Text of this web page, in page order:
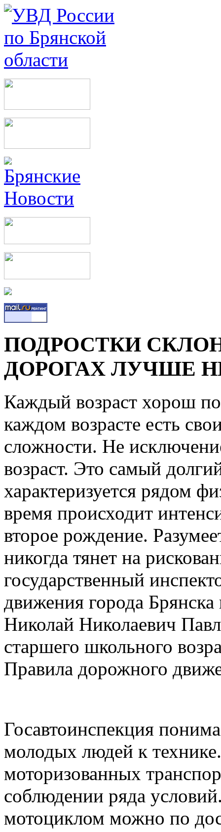
ПОДРОСТКИ
ДОРОГАХ ЛУЧШЕ
Каждый возраст хорош
каждом возрасте есть
сложности. Не
возраст. Это самый
характеризуется рядом
время происходит
второе рождение.
никогда тянет на
государственный
движения города
Николай Николаевич
старшего школьного
Правила дорожного
Госавтоинспекция
молодых людей к
моторизованных
соблюдении ряда
мотоциклом можно по